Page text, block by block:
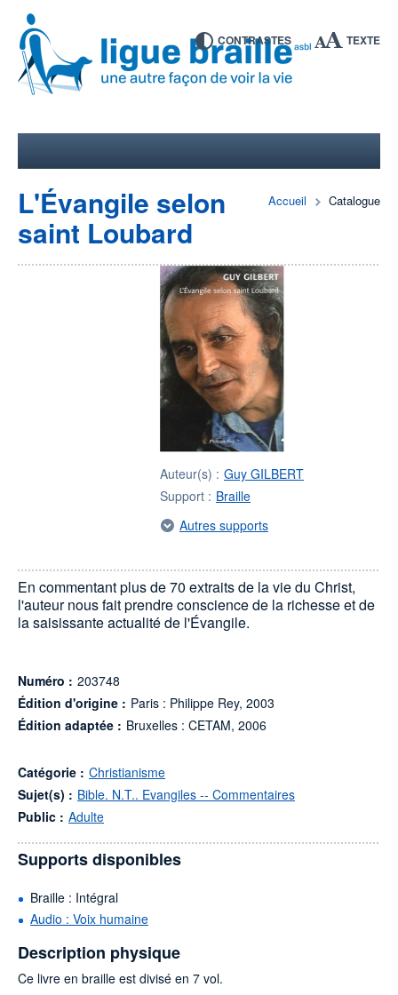
CONTRASTES TEXTE
Accueil Catalogue
L'Évangile selon
saint Loubard
Auteur(s) : Guy GILBERT
Support : Braille
Autres supports
En commentant plus de 70 extraits de la vie du Christ,
l'auteur nous fait prendre conscience de la richesse et de
la saisissante actualité de l'Évangile.
Numéro : 203748
Édition d'origine : Paris : Philippe Rey, 2003
Édition adaptée : Bruxelles : CETAM, 2006
Catégorie : Christianisme
Sujet(s) : Bible. N.T.. Evangiles -- Commentaires
Public : Adulte
Supports disponibles
Braille : Intégral
Audio : Voix humaine
Description physique
Ce livre en braille est divisé en 7 vol.